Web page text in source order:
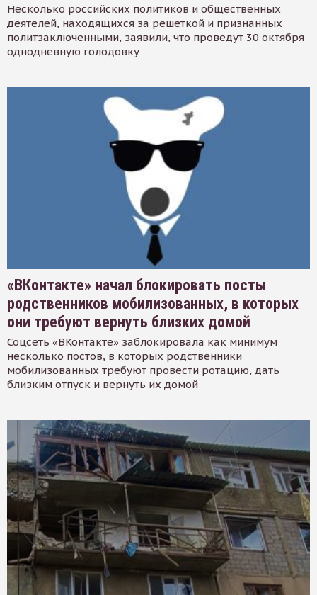
Несколько российских политиков и общественных
деятелей, находящихся за решеткой и признанных
политзаключенными, заявили, что проведут 30 октября
однодневную голодовку
«ВКонтакте» начал блокировать посты
родственников мобилизованных, в которых
они требуют вернуть близких домой
Соцсеть «ВКонтакте» заблокировала как минимум
несколько постов, в которых родственники
мобилизованных требуют провести ротацию, дать
близким отпуск и вернуть их домой